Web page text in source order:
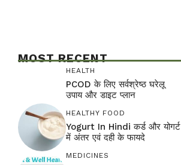
MOST RECENT
HEALTH
PCOD के लिए सर्वश्रेष्ठ घरेलू
उपाय और डाइट प्लान
HEALTHY FOOD
Yogurt In Hindi कर्ड और योगर्ट
में अंतर एवं दही के फायदे
MEDICINES